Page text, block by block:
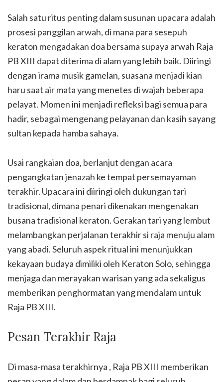
Salah satu ritus penting dalam susunan upacara adalah
prosesi panggilan arwah, di mana para sesepuh
keraton mengadakan doa bersama supaya arwah Raja
PB XIII dapat diterima di alam yang lebih baik. Diiringi
dengan irama musik gamelan, suasana menjadi kian
haru saat air mata yang menetes di wajah beberapa
pelayat. Momen ini menjadi refleksi bagi semua para
hadir, sebagai mengenang pelayanan dan kasih sayang
sultan kepada hamba sahaya.
Usai rangkaian doa, berlanjut dengan acara
pengangkatan jenazah ke tempat persemayaman
terakhir. Upacara ini diiringi oleh dukungan tari
tradisional, dimana penari dikenakan mengenakan
busana tradisional keraton. Gerakan tari yang lembut
melambangkan perjalanan terakhir si raja menuju alam
yang abadi. Seluruh aspek ritual ini menunjukkan
kekayaan budaya dimiliki oleh Keraton Solo, sehingga
menjaga dan merayakan warisan yang ada sekaligus
memberikan penghormatan yang mendalam untuk
Raja PB XIII.
Pesan Terakhir Raja
Di masa-masa terakhirnya , Raja PB XIII memberikan